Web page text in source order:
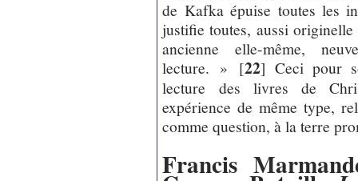
de Kafka épuise toutes les
justifie toutes, aussi
ancienne elle-même,
lecture. » [22] Ceci pour
lecture des livres de
expérience de même type,
comme question, à la terre
Francis